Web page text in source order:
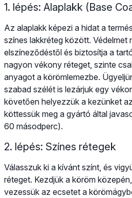
1. lépés: Alaplakk (Base
Az alaplakk képezi a hidat a
színes lakkréteg között. Védelmet
elszíneződéstől és biztosítja a
nagyon vékony réteget, szinte
anyagot a körömlemezbe.
szabad szélét is lezárjuk egy
követően helyezzük a kezünket
köttessük meg a gyártó által
60 másodperc).
2. lépés: Színes rétegek
Válasszuk ki a kívánt színt, és
réteget. Kezdjük a köröm
vezessük az ecsetet a